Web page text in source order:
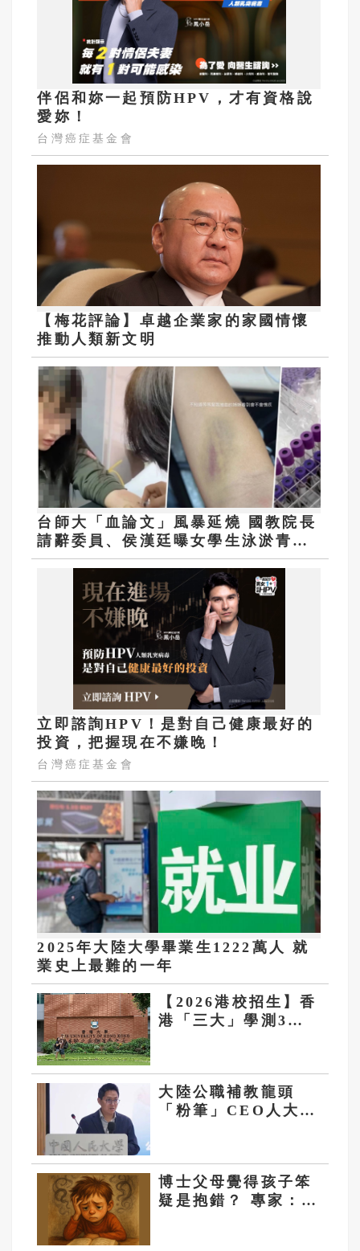
伴侶和妳一起預防HPV，才有資格說
愛妳！
台灣癌症基金會
【梅花評論】卓越企業家的家國情懷
推動人類新文明
台師大「血論文」風暴延燒 國教院長
請辭委員、侯漢廷曝女學生泳淤青雙
臂
立即諮詢HPV！是對自己健康最好的
投資，把握現在不嫌晚！
台灣癌症基金會
2025年大陸大學畢業生1222萬人 就
業史上最難的一年
【2026港校招生】香
港「三大」學測3科
大陸公職補教龍頭
「粉筆」CEO人大演
博士父母覺得孩子笨
疑是抱錯？ 專家：智